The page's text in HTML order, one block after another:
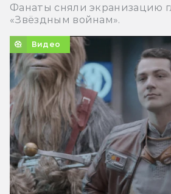
Фанаты сняли экранизацию
«Звёздным войнам».
Видео